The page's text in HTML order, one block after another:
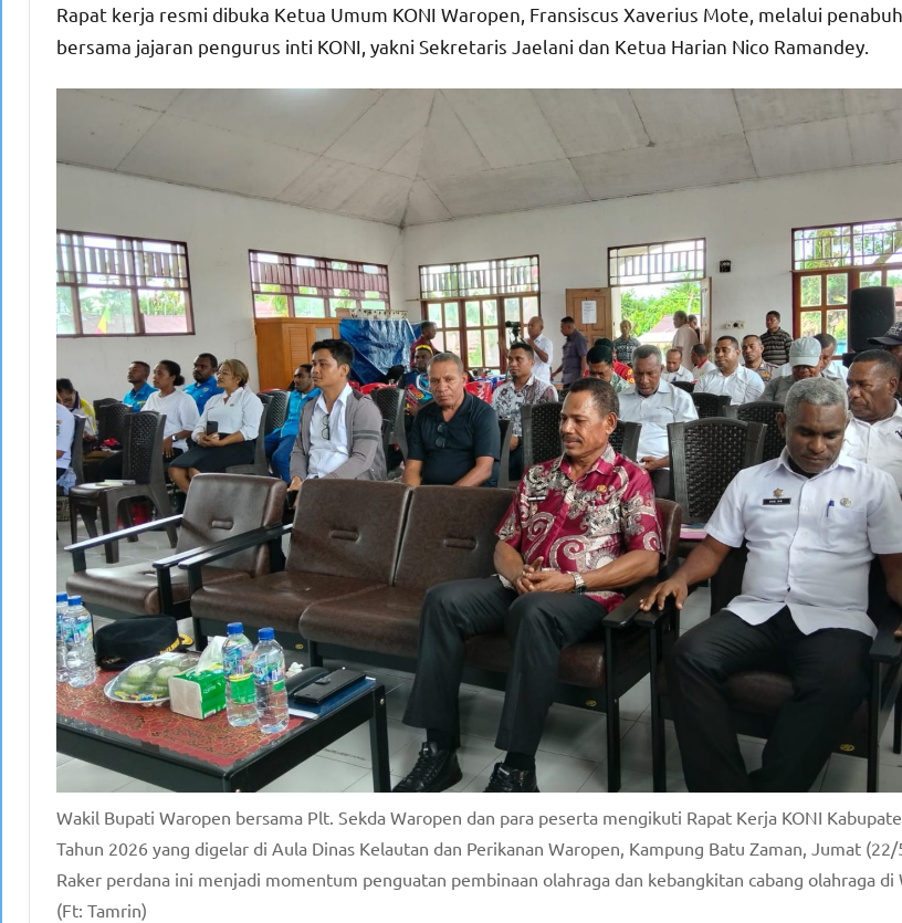
Rapat kerja resmi dibuka Ketua Umum KONI Waropen, Fransiscus Xaverius Mote, melalui
bersama jajaran pengurus inti KONI, yakni Sekretaris Jaelani dan Ketua Harian Nico Ramandey.
Wakil Bupati Waropen bersama Plt. Sekda Waropen dan para peserta mengikuti Rapat Kerja KONI
Tahun 2026 yang digelar di Aula Dinas Kelautan dan Perikanan Waropen, Kampung Batu Zaman, Jumat
Raker perdana ini menjadi momentum penguatan pembinaan olahraga dan kebangkitan cabang olahraga di
(Ft: Tamrin)